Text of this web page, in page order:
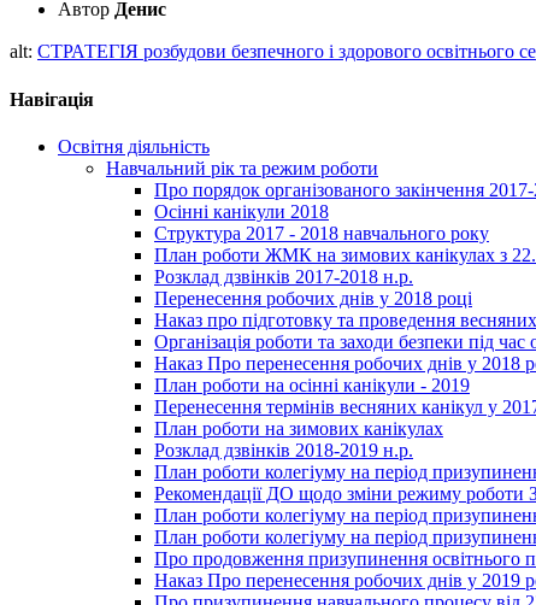
Автор Денис
alt: СТРАТЕГІЯ розбудови безпечного і здорового
Навігація
Освітня діяльність
Навчальний рік та режим роботи
Про порядок організованого закінчення
Осінні канікули 2018
Структура 2017 - 2018 навчального року
План роботи ЖМК на зимових канікулах з
Розклад дзвінків 2017-2018 н.р.
Перенесення робочих днів у 2018 році
Наказ про підготовку та проведення
Організація роботи та заходи безпеки під час
Наказ Про перенесення робочих днів у 2018
План роботи на осінні канікули - 2019
Перенесення термінів весняних канікул у
План роботи на зимових канікулах
Розклад дзвінків 2018-2019 н.р.
План роботи колегіуму на період
Рекомендації ДО щодо зміни режиму роботи
План роботи колегіуму на період
План роботи колегіуму на період
Про продовження призупинення освітнього
Наказ Про перенесення робочих днів у 2019